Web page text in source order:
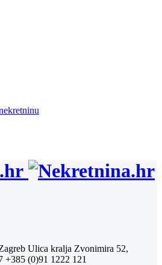
Ulica kralja Zvonimira 52,
+385 (0)91 1222 121